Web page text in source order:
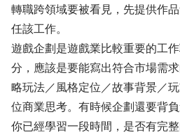
轉職跨領域要被看見，先提供作
任該工作。
遊戲企劃是遊戲業比較重要的工
分，應該是要能寫出符合市場需
略玩法／風格定位／故事背景／
位商業思考。有時候企劃還要背負
你已經學習一段時間，是否有完